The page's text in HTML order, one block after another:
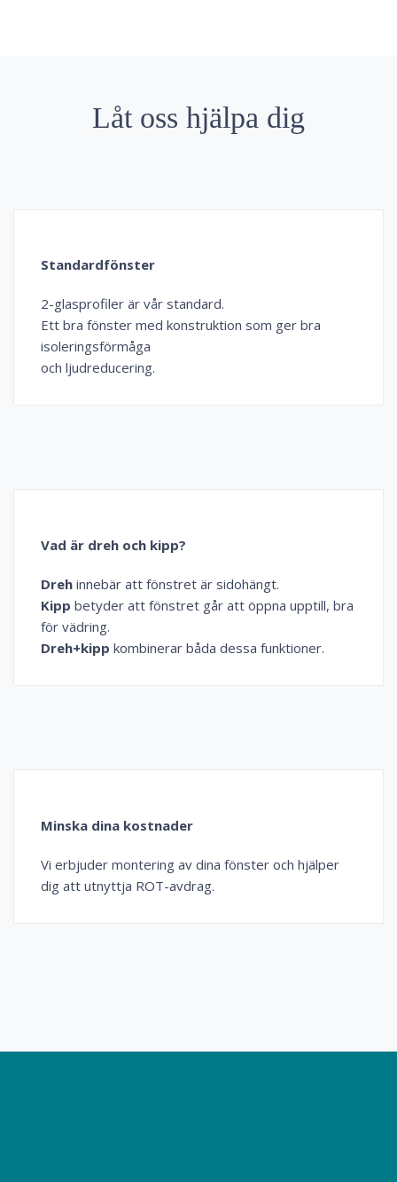
Låt oss hjälpa dig
Standardfönster
2-glasprofiler är vår standard.
Ett bra fönster med konstruktion som ger bra
isoleringsförmåga
och ljudreducering.
Vad är dreh och kipp?
Dreh innebär att fönstret är sidohängt.
Kipp betyder att fönstret går att öppna upptill, bra
för vädring.
Dreh+kipp kombinerar båda dessa funktioner.
Minska dina kostnader
Vi erbjuder montering av dina fönster och hjälper
dig att utnyttja ROT-avdrag.